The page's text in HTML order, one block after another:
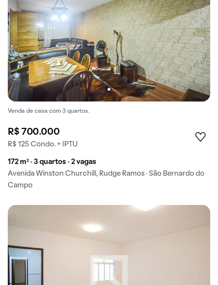
Venda de casa com 3 quartos.
R$ 700.000
R$ 125 Condo. + IPTU
172 m² · 3 quartos · 2 vagas
Avenida Winston Churchill, Rudge Ramos · São Bernardo do
Campo